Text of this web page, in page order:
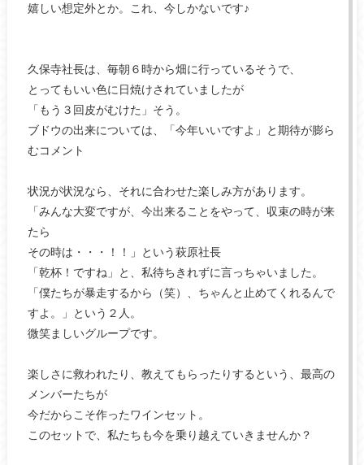
嬉しい想定外とか。これ、今しかないです♪
久保寺社長は、毎朝６時から畑に行っているそうで、
とってもいい色に日焼けされていましたが
「もう３回皮がむけた」そう。
ブドウの出来については、「今年いいですよ」と期待が膨ら
むコメント
状況が状況なら、それに合わせた楽しみ方があります。
「みんな大変ですが、今出来ることをやって、収束の時が来
たら
その時は・・・！！」という萩原社長
「乾杯！ですね」と、私待ちきれずに言っちゃいました。
「僕たちが暴走するから（笑）、ちゃんと止めてくれるんで
すよ。」という２人。
微笑ましいグループです。
楽しさに救われたり、教えてもらったりするという、最高の
メンバーたちが
今だからこそ作ったワインセット。
このセットで、私たちも今を乗り越えていきませんか？